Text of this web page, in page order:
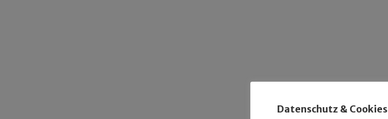
Datenschutz & Cookies